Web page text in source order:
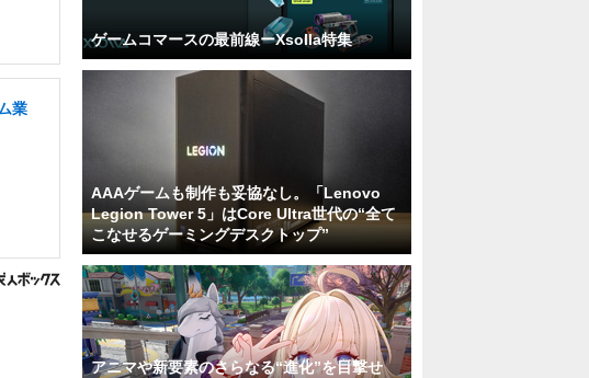
業
ゲームコマースの最前線ーXsolla特集
AAAゲームも制作も妥協なし。「Lenovo
Legion Tower 5」はCore Ultra世代の“全て
こなせるゲーミングデスクトップ”
アニマや新要素のさらなる“進化”を目撃せ